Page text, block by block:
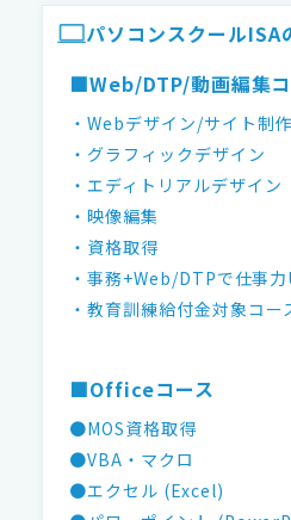
パソコンスクールISA
■Web/DTP/動画編集
・Webデザイン/サイト制作
・グラフィックデザイン
・エディトリアルデザイン
・映像編集
・資格取得
・事務+Web/DTPで仕事力
・教育訓練給付金対象コー
■Officeコース
●MOS資格取得
●VBA・マクロ
●エクセル (Excel)